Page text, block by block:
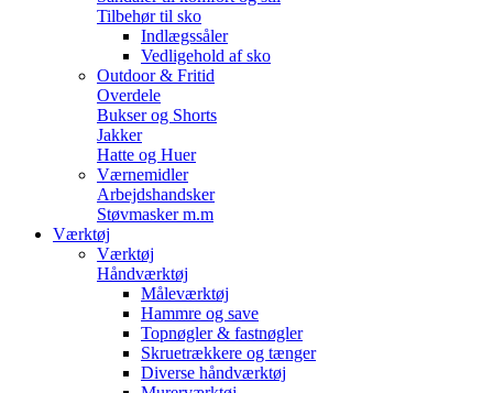
Tilbehør til sko
Indlægssåler
Vedligehold af sko
Outdoor & Fritid
Overdele
Bukser og Shorts
Jakker
Hatte og Huer
Værnemidler
Arbejdshandsker
Støvmasker m.m
Værktøj
Værktøj
Håndværktøj
Måleværktøj
Hammre og save
Topnøgler & fastnøgler
Skruetrækkere og tænger
Diverse håndværktøj